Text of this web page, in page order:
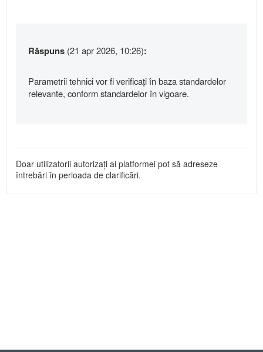
Răspuns (21 apr 2026, 10:26):
Parametrii tehnici vor fi verificați în baza standardelor
relevante, conform standardelor în vigoare.
Doar utilizatorii autorizați ai platformei pot să adreseze
întrebări în perioada de clarificări.